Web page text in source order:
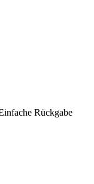
Rückgabe